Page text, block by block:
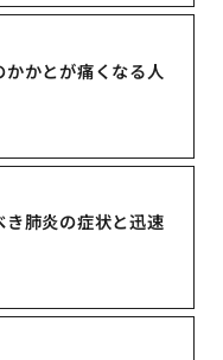
かとが痛くなる人
肺炎の症状と迅速